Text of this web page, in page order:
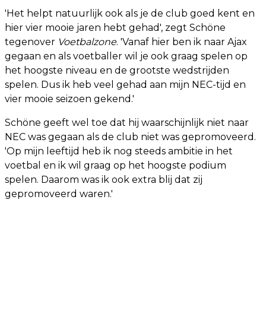
'Het helpt natuurlijk ook als je de club goed kent en
hier vier mooie jaren hebt gehad', zegt Schöne
tegenover Voetbalzone. 'Vanaf hier ben ik naar Ajax
gegaan en als voetballer wil je ook graag spelen op
het hoogste niveau en de grootste wedstrijden
spelen. Dus ik heb veel gehad aan mijn NEC-tijd en
vier mooie seizoen gekend.'
Schöne geeft wel toe dat hij waarschijnlijk niet naar
NEC was gegaan als de club niet was gepromoveerd.
'Op mijn leeftijd heb ik nog steeds ambitie in het
voetbal en ik wil graag op het hoogste podium
spelen. Daarom was ik ook extra blij dat zij
gepromoveerd waren.'